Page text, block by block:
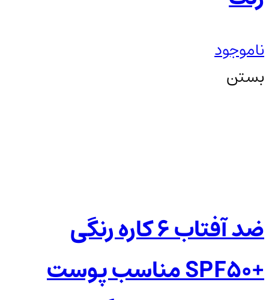
ناموجود
بستن
ضد آفتاب ۶ کاره رنگی
+SPF50 مناسب پوست